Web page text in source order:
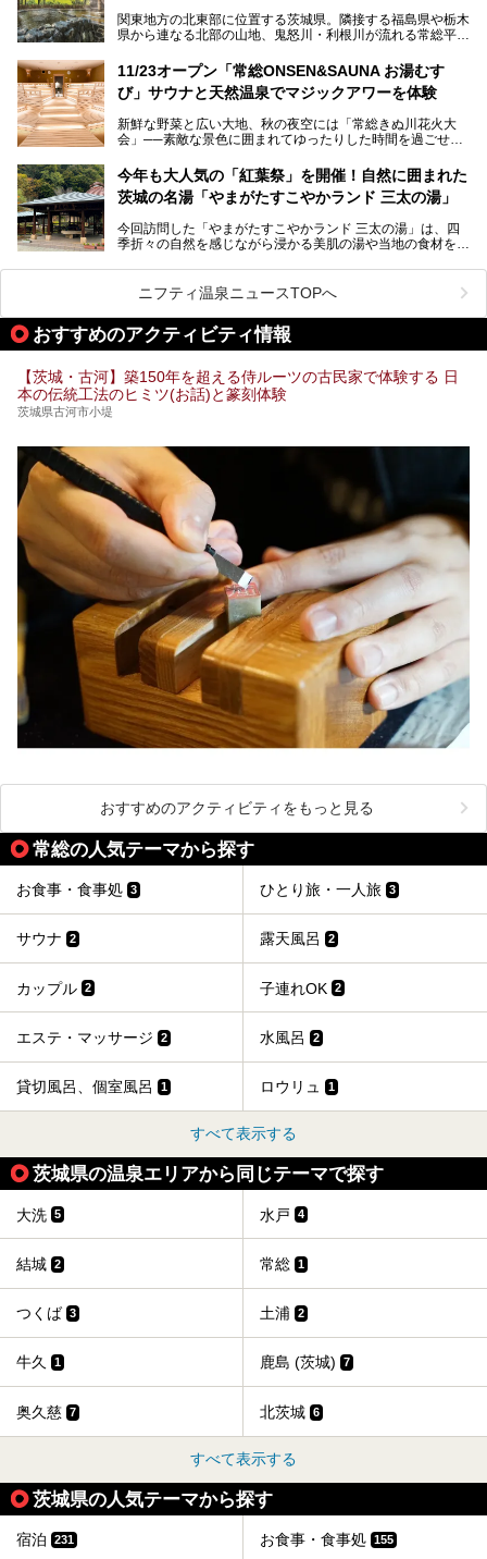
関東地方の北東部に位置する茨城県。隣接する福島県や栃木
県から連なる北部の山地、鬼怒川・利根川が流れる常総平野
に日立や大洗、鹿島など数々の漁港が並ぶ東部の太平洋岸
と、同じ県内でもさまざまな景色を見られるのが魅力です。
が特徴的。なかでもおすすめのスーパー銭湯をご紹介しま
す。
11/23オープン「常総ONSEN&SAUNA お湯むす
び」サウナと天然温泉でマジックアワーを体験
新鮮な野菜と広い大地、秋の夜空には「常総きぬ川花火大
会」──素敵な景色に囲まれてゆったりした時間を過ごせる
温浴施設「常総ONSEN&SAUNA お湯むすび」がオープンし
ます。
業施設の一角に構えられた店内では、関東最大級となる合計
10室のサウナと自家源泉温泉、高濃度炭酸泉を満喫でき、
今年も大人気の「紅葉祭」を開催！自然に囲まれた
茨城の名湯「やまがたすこやかランド 三太の湯」
今回訪問した「やまがたすこやかランド 三太の湯」は、四
季折々の自然を感じながら浸かる美肌の湯や当地の食材を使
紅葉シーズンを迎えた11月は、より多くの人に絶景入浴を
楽しんでもらえるよう、「紅葉祭」をはじめ、さまざまなサ
ービスやイベントが実施されます。
※2024年の紅葉祭は終了いたしました。
ニフティ温泉ニュースTOPへ
おすすめのアクティビティ情報
【茨城・古河】築150年を超える侍ルーツの古民家で体験する 日
本の伝統工法のヒミツ(お話)と篆刻体験
茨城県古河市小堤
おすすめのアクティビティをもっと見る
常総の人気テーマから探す
お食事・食事処 3 ひとり旅・一人旅 3
サウナ 2 露天風呂 2
カップル 2 子連れOK 2
エステ・マッサージ 2 水風呂 2
貸切風呂、個室風呂 1 ロウリュ 1
すべて表示する
茨城県の温泉エリアから同じテーマで探す
大洗 5 水戸 4
結城 2 常総 1
つくば 3 土浦 2
牛久 1 鹿島 (茨城) 7
奥久慈 7 北茨城 6
すべて表示する
茨城県の人気テーマから探す
宿泊 231 お食事・食事処 155